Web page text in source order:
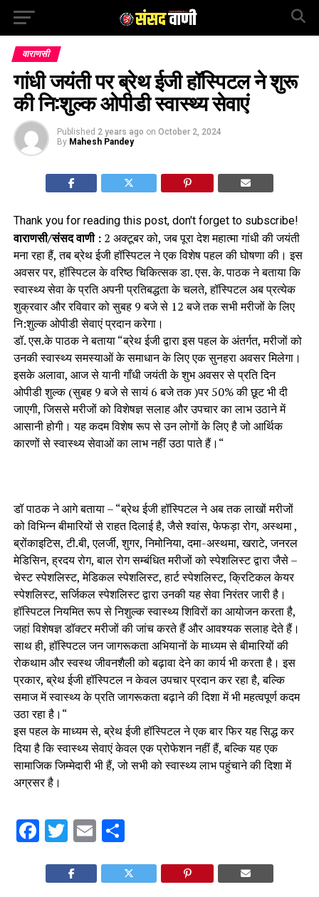
वाराणसी
गांधी जयंती पर ब्रेथ ईजी हॉस्पिटल ने शुरू
की नि:शुल्क ओपीडी स्वास्थ्य सेवाएं
Published 2 years ago on October 2, 2024
By Mahesh Pandey
Thank you for reading this post, don't forget to subscribe!
वाराणसी/संसद वाणी : 2 अक्टूबर को, जब पूरा देश महात्मा गांधी की जयंती
मना रहा हैं, तब ब्रेथ ईजी हॉस्पिटल ने एक विशेष पहल की घोषणा की। इस
अवसर पर, हॉस्पिटल के वरिष्ठ चिकित्सक डा. एस. के. पाठक ने बताया कि
स्वास्थ्य सेवा के प्रति अपनी प्रतिबद्धता के चलते, हॉस्पिटल अब प्रत्येक
शुक्रवार और रविवार को सुबह 9 बजे से 12 बजे तक सभी मरीजों के लिए
नि:शुल्क ओपीडी सेवाएं प्रदान करेगा।
डॉ. एस.के पाठक ने बताया “ब्रेथ ईजी द्वारा इस पहल के अंतर्गत, मरीजों को
उनकी स्वास्थ्य समस्याओं के समाधान के लिए एक सुनहरा अवसर मिलेगा।
इसके अलावा, आज से यानी गाँधी जयंती के शुभ अवसर से प्रति दिन
ओपीडी शुल्क (सुबह 9 बजे से सायं 6 बजे तक )पर 50% की छूट भी दी
जाएगी, जिससे मरीजों को विशेषज्ञ सलाह और उपचार का लाभ उठाने में
आसानी होगी। यह कदम विशेष रूप से उन लोगों के लिए है जो आर्थिक
कारणों से स्वास्थ्य सेवाओं का लाभ नहीं उठा पाते हैं।“
डॉ पाठक ने आगे बताया – “ब्रेथ ईजी हॉस्पिटल ने अब तक लाखों मरीजों
को विभिन्न बीमारियों से राहत दिलाई है, जैसे श्वांस, फेफड़ा रोग, अस्थमा ,
ब्रोंकाइटिस, टी.बी, एलर्जी, शुगर, निमोनिया, दमा-अस्थमा, खराटे, जनरल
मेडिसिन, ह्रदय रोग, बाल रोग सम्बंधित मरीजों को स्पेशलिस्ट द्वारा जैसे –
चेस्ट स्पेशलिस्ट, मेडिकल स्पेशलिस्ट, हार्ट स्पेशलिस्ट, क्रिटिकल केयर
स्पेशलिस्ट, सर्जिकल स्पेशलिस्ट द्वारा उनकी यह सेवा निरंतर जारी है।
हॉस्पिटल नियमित रूप से निशुल्क स्वास्थ्य शिविरों का आयोजन करता है,
जहां विशेषज्ञ डॉक्टर मरीजों की जांच करते हैं और आवश्यक सलाह देते हैं।
साथ ही, हॉस्पिटल जन जागरूकता अभियानों के माध्यम से बीमारियों की
रोकथाम और स्वस्थ जीवनशैली को बढ़ावा देने का कार्य भी करता है। इस
प्रकार, ब्रेथ ईजी हॉस्पिटल न केवल उपचार प्रदान कर रहा है, बल्कि
समाज में स्वास्थ्य के प्रति जागरूकता बढ़ाने की दिशा में भी महत्वपूर्ण कदम
उठा रहा है।“
इस पहल के माध्यम से, ब्रेथ ईजी हॉस्पिटल ने एक बार फिर यह सिद्ध कर
दिया है कि स्वास्थ्य सेवाएं केवल एक प्रोफेशन नहीं हैं, बल्कि यह एक
सामाजिक जिम्मेदारी भी हैं, जो सभी को स्वास्थ्य लाभ पहुंचाने की दिशा में
अग्रसर है।
Facebook
Twitter
EmailShare